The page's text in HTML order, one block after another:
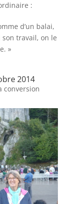
:
d’un balai,
travail, on le
»
2014
conversion